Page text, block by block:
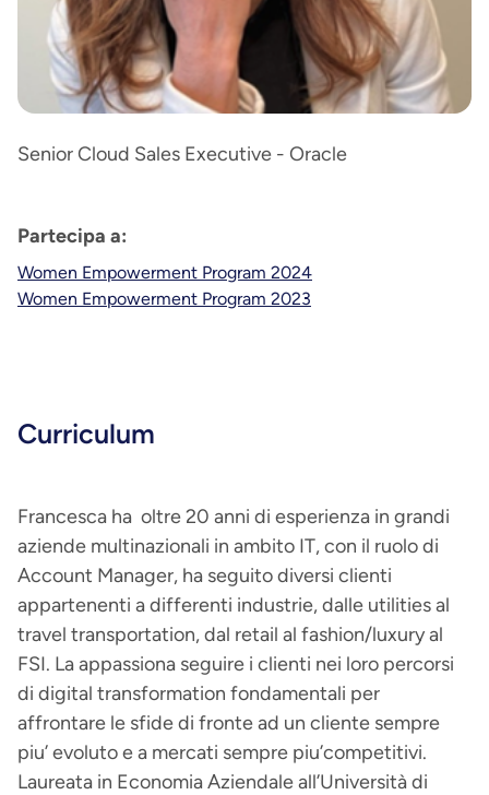
Senior Cloud Sales Executive - Oracle
Partecipa a:
Women Empowerment Program 2024
Women Empowerment Program 2023
Curriculum
Francesca ha oltre 20 anni di esperienza in grandi
aziende multinazionali in ambito IT, con il ruolo di
Account Manager, ha seguito diversi clienti
appartenenti a differenti industrie, dalle utilities al
travel transportation, dal retail al fashion/luxury al
FSI. La appassiona seguire i clienti nei loro percorsi
di digital transformation fondamentali per
affrontare le sfide di fronte ad un cliente sempre
piu’ evoluto e a mercati sempre piu’competitivi.
Laureata in Economia Aziendale all’Università di